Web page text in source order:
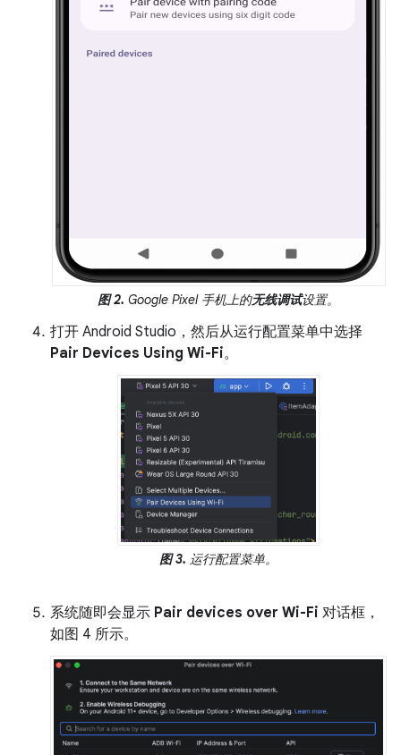
图 2. Google Pixel 手机上的无线调试设置。
打开 Android Studio，然后从运行配置菜单中选择
Pair Devices Using Wi-Fi。
图 3. 运行配置菜单。
系统随即会显示 Pair devices over Wi-Fi 对话框，
如图 4 所示。